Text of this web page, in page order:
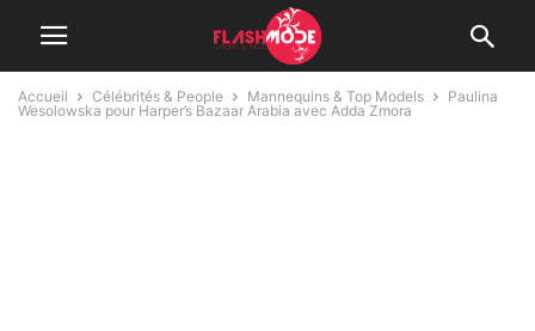
Accueil Célébrités & People Mannequins & Top Models
Paulina
Wesolowska pour Harper’s Bazaar Arabia avec Adda Zmora